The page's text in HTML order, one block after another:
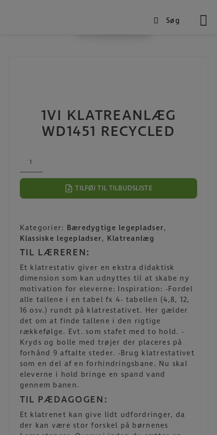
Søg
1VI KLATREANLÆG
WD1451 RECYCLED
WD1451
antal
TILFØJ TIL TILBUDSLISTE
Kategorier: Bæredygtige legepladser,
Klassiske legepladser, Klatreanlæg
TIL LÆREREN:
Et klatrestativ giver en ekstra didaktisk
dimension som kan udnyttes til at skabe ny
motivation for eleverne: Inspiration: -Fordel
alle tallene i en tabel fx 4- tabellen (4,8, 12,
16 osv.) rundt på klatrestativet. Her gælder
det om at finde tallene i den rigtige
rækkefølge. Evt. som stafet med to hold. -
Kryds og bolle med trøjer der placeres på
forhånd 9 aftalte steder. -Brug klatrestativet
som en del af en forhindringsbane. Nu skal
eleverne i hold bringe en spand vand
gennem banen.
TIL PÆDAGOGEN:
Et klatrenet kan give lidt udfordringer, da
der kan være stor forskel på børnenes